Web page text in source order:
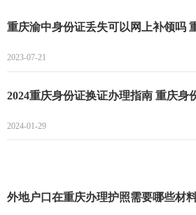
2023-07-21
2024重庆身份证换证办理指南 重庆身
2024-01-29